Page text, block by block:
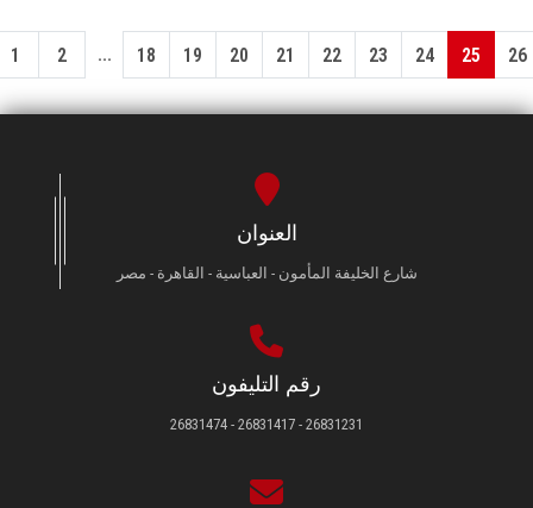
1 2 ... 18 19 20 21 22 23 24 25 26
العنوان
شارع الخليفة المأمون - العباسية - القاهرة - مصر
رقم التليفون
26831231 - 26831417 - 26831474